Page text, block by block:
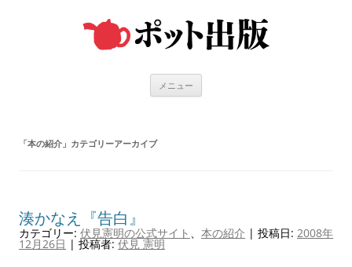
メニュー
「本の紹介 」カテゴリーアーカイブ
湊かなえ『告白』
カテゴリー: 伏見憲明の公式サイト 、 本の紹介 | 投稿日: 2008年
12月26日 | 投稿者:伏見 憲明